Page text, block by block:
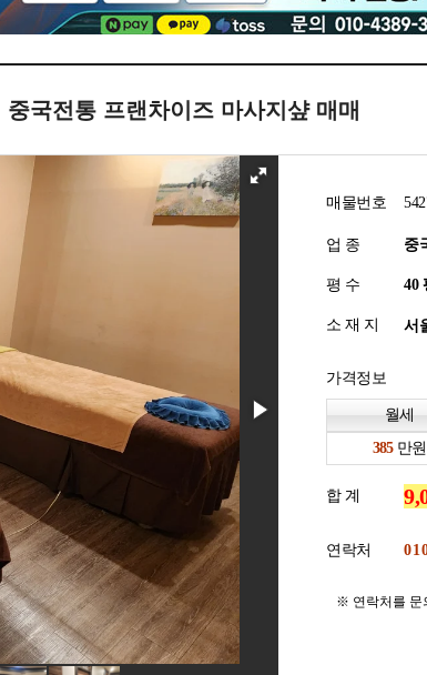
중국전통 프랜차이즈 마사지샾 매매
매물번호
업 종 중
평 수
소 재 지 서
가격정보
월세
만원
합 계
연락처
※ 연락처를 문